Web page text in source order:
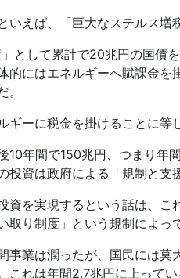
いえば、「巨大なステルス増
として累計で20兆円の国債
的にはエネルギーへ賦課金を
ギーに税金を掛けることに等
10年間で150兆円、つまり年間
投資は政府による「規制と支
資を実現するという話は、
取り制度」という規制によっ
事業は潤ったが、国民には
これは年間2.7兆円に上ってい